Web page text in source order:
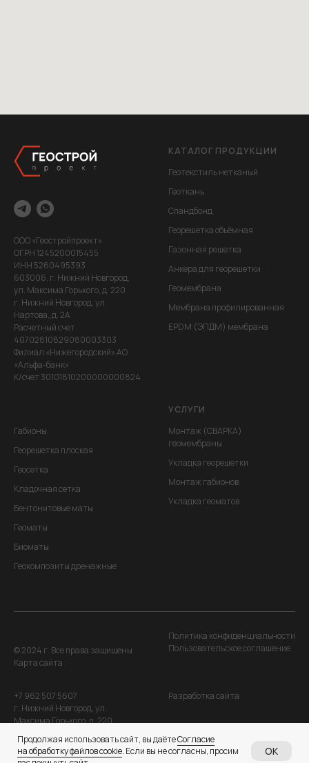
ООО «Геостройпроект»
ОГРН 1245200015455
ИНН 5260495393
603006, г. Нижний Новгород,
ул. Максима Горького, д. 220
г. Нижний Новгород, ул.
Нартова,,д. 2А
Расчетный счет
40702810829080003303
Филиал «Нижегородский» АО
«Альфа-банк»
К/счет 30101810200000000824
КАТАЛОГ ПРОДУКЦИИ
Геотекстиль нетканый
Геоткань
Спандбонд
Георешетка объёмная
Газонная решетка
Анкера для георешетки
Геомембрана
Мембрана профилированная
EPDM (ЭПДМ) мембрана
Габионы
Георешетка плоская
Геосетка
Кладочная сетка
Бентонитовые маты
Геоматы
Биоматы
Геокомпозиты дренажные
УСЛУГИ
Монтаж (СВАРКА)
геомембраны
Укладка георешетки
Монтаж габионов
Укладка геоматов
© 2024 г. Все права защищены
Карта сайта
Политика конфиденциальности
Пользовательское соглашение
+7 962 507 5607
г. Нижний Новгород, ул.
Максима Горького, д. 220
Разработка сайта
Продолжая использовать сайт, вы даётеСогласие
на обработку файлов cookie. Если вы не согласны, просим
OK